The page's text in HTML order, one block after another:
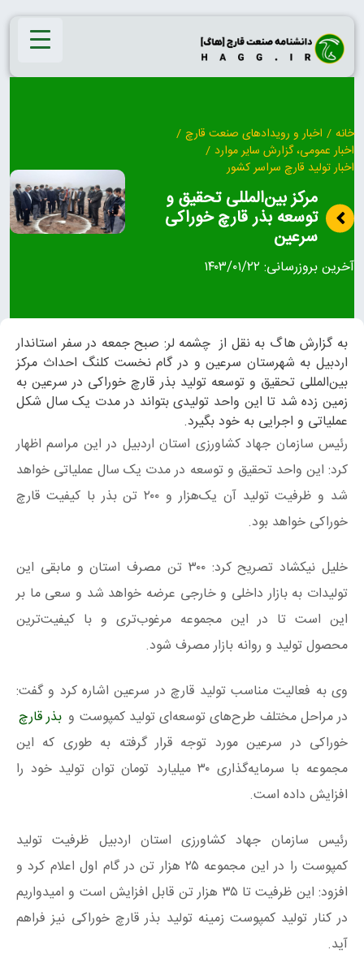
Skip
content
خانه / اخبار و رویدادهای صنعت قارچ /
اخبار عمومی، گزارش سایر موارد /
اخبار تولید قارچ سراسر کشور
مرکز بین‌المللی تحقیق و
توسعه بذر قارچ خوراکی
سرعین
آخرین بروزرسانی: ۱۴۰۳/۰۱/۲۲
به گزارش هاگ به نقل از چشمه لر: صبح جمعه در سفر استاندار
اردبیل به شهرستان سرعین و در گام نخست کلنگ احداث مرکز
بین‌المللی تحقیق و توسعه تولید بذر قارچ خوراکی در سرعین به
زمین زده شد تا این واحد تولیدی بتواند در مدت یک سال شکل
عملیاتی و اجرایی به خود بگیرد.
رئیس سازمان جهاد کشاورزی استان اردبیل در این مراسم اظهار
کرد: این واحد تحقیق و توسعه در مدت یک سال عملیاتی خواهد
شد و ظرفیت تولید آن یک‌هزار و ۲۰۰ تن بذر با کیفیت قارچ
خوراکی خواهد بود.
خلیل نیکشاد تصریح کرد: ۳۰۰ تن مصرف استان و مابقی این
تولیدات به بازار داخلی و خارجی عرضه خواهد شد و سعی ما بر
این است تا در این مجموعه مرغوب‌تری و با کیفیت‌ترین
محصول تولید و روانه بازار مصرف شود.
وی به فعالیت مناسب تولید قارچ در سرعین اشاره کرد و گفت:
در مراحل مختلف طرح‌های توسعه‌ای تولید کمپوست و بذر قارچ
خوراکی در سرعین مورد توجه قرار گرفته به طوری که این
مجموعه با سرمایه‌گذاری ۳۰ میلیارد تومان توان تولید خود را
افزایش داده است.
رئیس سازمان جهاد کشاورزی استان اردبیل ظرفیت تولید
کمپوست را در این مجموعه ۲۵ هزار تن در گام اول اعلام کرد و
افزود: این ظرفیت تا ۳۵ هزار تن قابل افزایش است و امیدواریم
در کنار تولید کمپوست زمینه تولید بذر قارچ خوراکی نیز فراهم
آید.